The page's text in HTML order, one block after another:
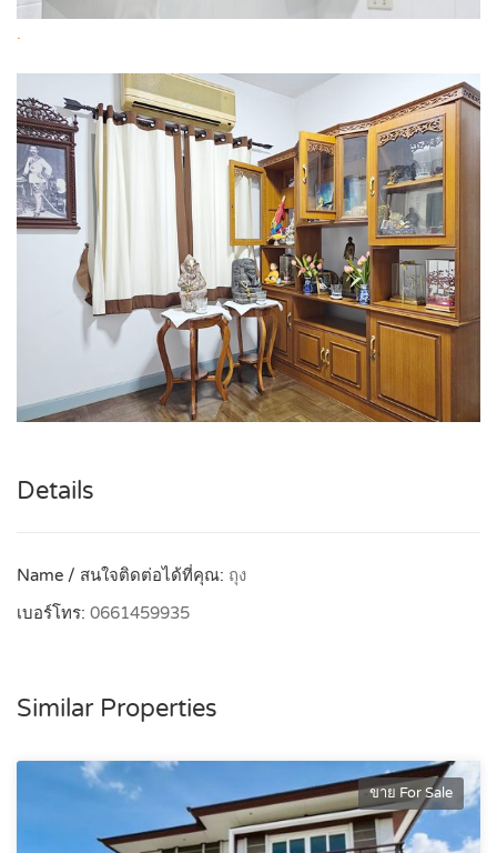
.
Details
Name / สนใจติดต่อได้ที่คุณ: ถุง
เบอร์โทร: 0661459935
Similar Properties
ขาย For Sale